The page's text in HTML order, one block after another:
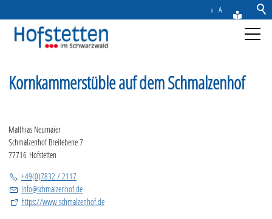
A A
Aktuelles
Rathaus & Service
Freizeit & Tourismus
Wirtschaft
Kornkammerstüble auf dem Schmalzenhof
Matthias Neumaier
Schmalzenhof Breitebene 7
77716 Hofstetten
+49(0)7832 / 2117
info@schmalzenhof.de
https://www.schmalzenhof.de